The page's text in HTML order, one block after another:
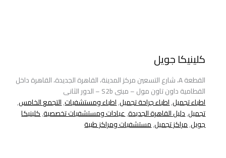
كلينيكا جويل
القطعة A، شارع التسعين مركز المدينة، القاهرة الجديدة، القاهرة داخل
القطامية داون تاون مول – مبنى S2b – الدور الثانى
اطباء تجميل,اطباء جراحة تجميل,اطباء ومستشفيات,التجمع الخامس,
تجميل,دليل القاهرة الجديدة,عيادات ومستشفيات تخصصية,كلينيكا
جويل,مراكز تجميل,مستشفيات ومراكز طبية